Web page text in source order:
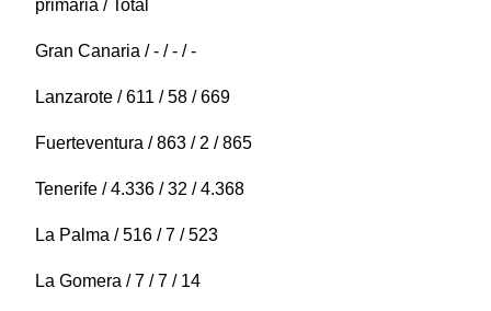
primaria / Total
Gran Canaria / - / - / -
Lanzarote / 611 / 58 / 669
Fuerteventura / 863 / 2 / 865
Tenerife / 4.336 / 32 / 4.368
La Palma / 516 / 7 / 523
La Gomera / 7 / 7 / 14